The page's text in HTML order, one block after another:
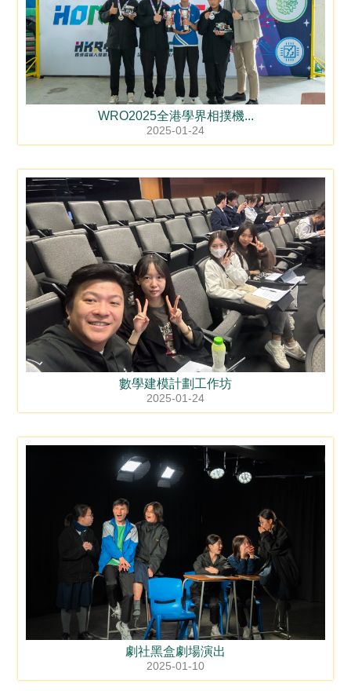
WRO2025全港學界相撲機...
2025-01-24
數學建模計劃工作坊
2025-01-24
劇社黑盒劇場演出
2025-01-10